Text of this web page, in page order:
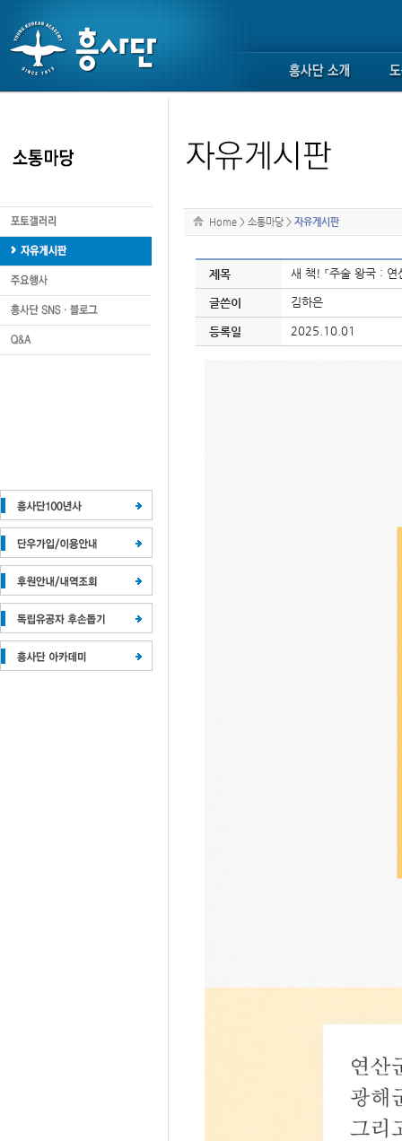
Home > 소통마당 > 자유게시판
제목 새 책! 『주술 왕국 : 연
글쓴이 김하은
등록일 2025.10.01